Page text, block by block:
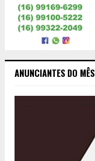
ANUNCIANTES DO MÊS